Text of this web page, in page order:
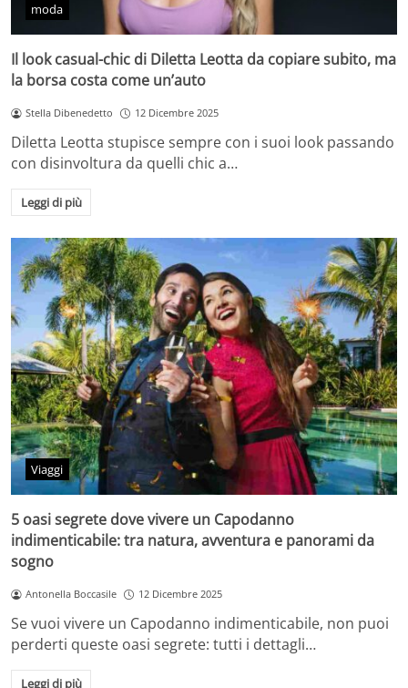
moda
Il look casual-chic di Diletta Leotta da copiare subito, ma
la borsa costa come un’auto
Stella Dibenedetto 12 Dicembre 2025
Diletta Leotta stupisce sempre con i suoi look passando
con disinvoltura da quelli chic a…
Leggi di più
Viaggi
5 oasi segrete dove vivere un Capodanno
indimenticabile: tra natura, avventura e panorami da
sogno
Antonella Boccasile 12 Dicembre 2025
Se vuoi vivere un Capodanno indimenticabile, non puoi
perderti queste oasi segrete: tutti i dettagli…
Leggi di più